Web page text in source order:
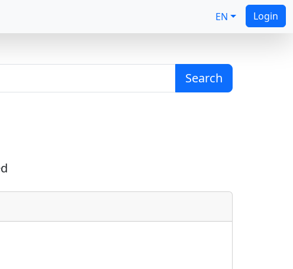
EN Login
Search